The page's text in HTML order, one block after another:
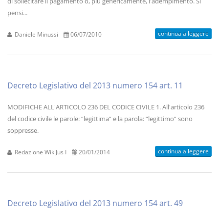
pensi...
Daniele Minussi 06/07/2010 continua a leggere
Decreto Legislativo del 2013 numero 154 art. 11
MODIFICHE ALL'ARTICOLO 236 DEL CODICE CIVILE 1. All'articolo 236
del codice civile le parole: “legittima” e la parola: “legittimo” sono
soppresse.
Redazione WikiJus I 20/01/2014 continua a leggere
Decreto Legislativo del 2013 numero 154 art. 49